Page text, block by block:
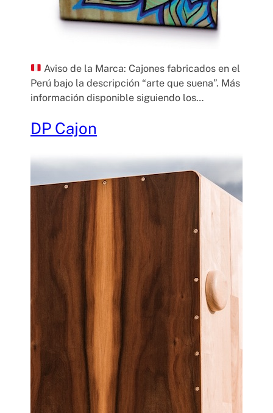
Aviso de la Marca: Cajones fabricados en el
Perú bajo la descripción “arte que suena”. Más
información disponible siguiendo los…
DP Cajon